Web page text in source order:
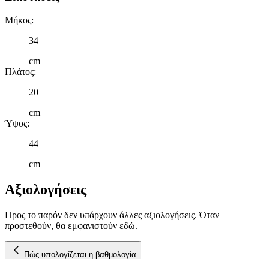
Μήκος:
34
cm
Πλάτος:
20
cm
Ύψος:
44
cm
Αξιολογήσεις
Προς το παρόν δεν υπάρχουν άλλες αξιολογήσεις. Όταν
προστεθούν, θα εμφανιστούν εδώ.
Πώς υπολογίζεται η βαθμολογία